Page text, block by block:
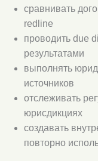
сравнивать
redline
проводить due
результатами
выполнять
источников
отслеживать
юрисдикциях
создавать
повторно